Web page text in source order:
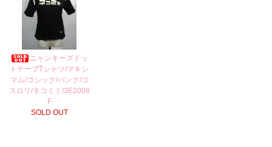
ニャンキーズドッ
トテープTシャツ/マキシ
マム/ゴシック/パンク/ゴ
スロリ/ネコミミ/3E2008
F
SOLD OUT